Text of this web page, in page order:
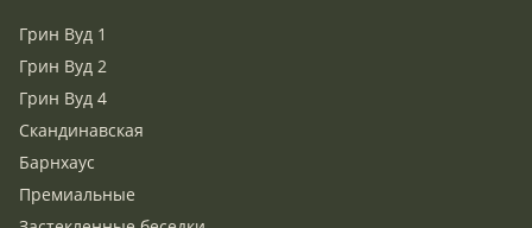
Грин Вуд 1
Грин Вуд 2
Грин Вуд 4
Скандинавская
Барнхаус
Премиальные